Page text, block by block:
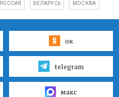
РОССИЯ БЕЛАРУСЬ МОСКВА
ок
telegram
макс